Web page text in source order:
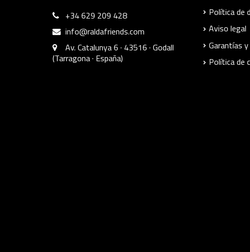
+34 629 209 428
info@raldafriends.com
Av. Catalunya 6 · 43516 · Godall
(Tarragona · España)
Política de
Aviso legal
Garantías
Política de